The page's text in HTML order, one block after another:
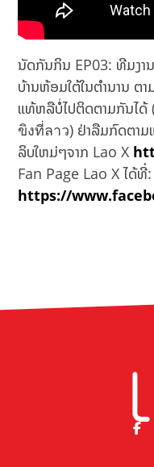
ນັດກັນກິນ EP03: ທີມງາ
ບ້ານຫ້ອມໃຕ້ໃນຕຳນານ ຕ
ແທ້ຫລືບໍ່ໄປຕິດຕາມກັນໄ
ขิงที่ลาว) ຢ່າລືມກົດຕາມ
ລິບໃຫມ່ໆຈາກ Lao X
Fan Page Lao X ໄດ້ທີ່:
https://